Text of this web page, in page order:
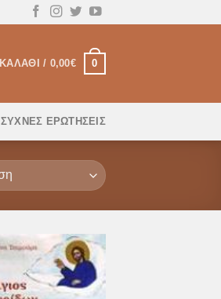
ΚΑΛΆΘΙ / 0,00€ 0
ΣΥΧΝΈΣ ΕΡΩΤΉΣΕΙΣ